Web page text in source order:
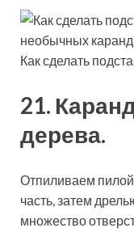
Как сделать
21.
дерева.
Отпиливаем
часть, затем
множество